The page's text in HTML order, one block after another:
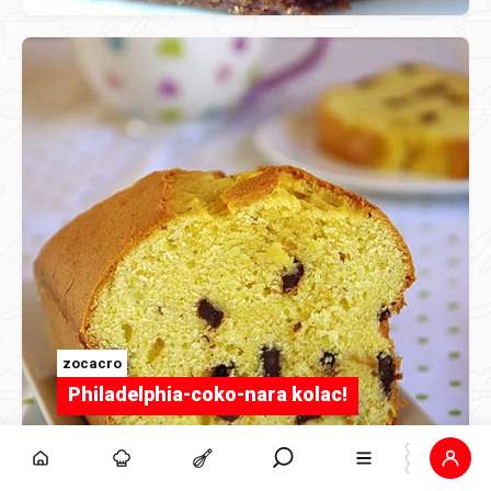
zocacro
Philadelphia-coko-nara kolac!